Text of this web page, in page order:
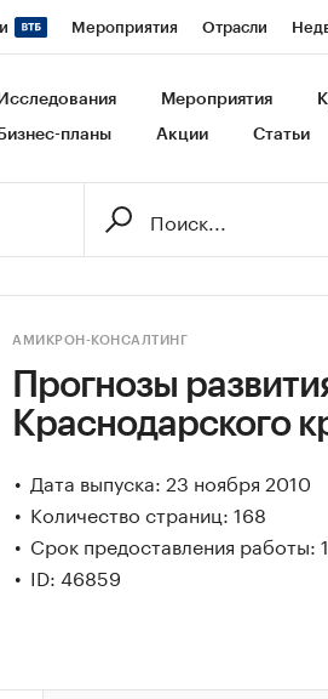
Мероприятия Отрасли
Франшизы Газета
Исследования Мероприятия
Бизнес-планы Акции Статьи
АМИКРОН-КОНСАЛТИНГ
Прогнозы
Краснодарского
Дата выпуска: 23 ноября 2010
Количество страниц: 168
Срок предоставления работы:
ID: 46859